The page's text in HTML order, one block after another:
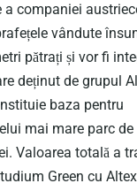
a companiei
vândute
pătrați și vor fi
deținut de grupul
baza pentru
mai mare parc
Valoarea totală a
Green cu